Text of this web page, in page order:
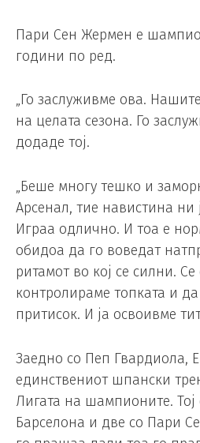
Пари Сен Жермен е
години по ред.
„Го заслуживме ова.
на целата сезона. Го
додаде тој.
„Беше многу тешко и
Арсенал, тие навистина ни
Играа одлично. И тоа е
обидоа да го воведат
ритамот во кој се силни.
контролираме топката и
притисок. И ја освоивме
Заедно со Пеп Гвардиола,
единствениот шпански
Лигата на шампионите. Тој
Барселона и две со Пари